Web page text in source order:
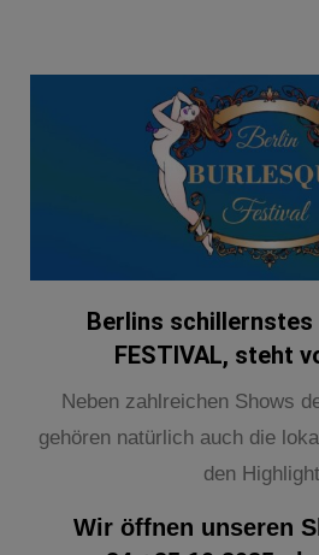
Berlins schillernstes
FESTIVAL, steht
Neben zahlreichen Shows
gehören natürlich auch die
den
Wir öffnen unseren